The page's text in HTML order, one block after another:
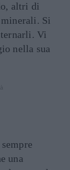
altri di
Si
Vi
nella sua
una